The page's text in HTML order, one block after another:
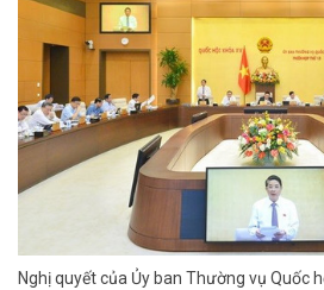
Nghị quyết của Ủy ban Thường vụ Quốc